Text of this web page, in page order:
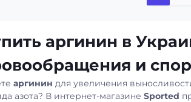
аргинин в
и
аргинин для увеличения
азота? В интернет-магазине Sported